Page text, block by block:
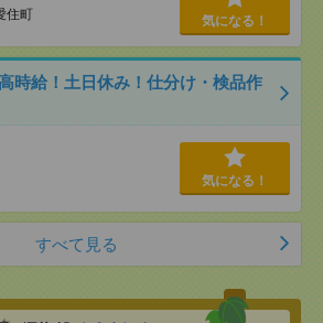
住町 気になる！
時給！土日休み！仕分け・検品作
気になる！
すべて見る